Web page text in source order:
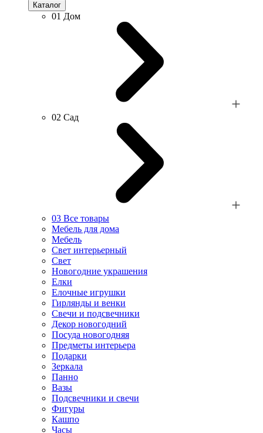
Каталог
01 Дом
02 Сад
03 Все товары
Мебель для дома
Мебель
Свет интерьерный
Свет
Новогодние украшения
Елки
Елочные игрушки
Гирлянды и венки
Свечи и подсвечники
Декор новогодний
Посуда новогодняя
Предметы интерьера
Подарки
Зеркала
Панно
Вазы
Подсвечники и свечи
Фигуры
Кашпо
Часы